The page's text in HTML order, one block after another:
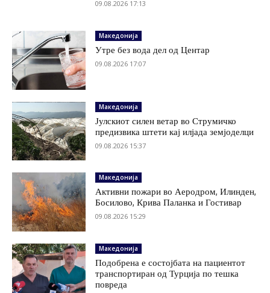
09.08.2026 17:13
Македонија
Утре без вода дел од Центар
09.08.2026 17:07
Македонија
Јулскиот силен ветар во Струмичко
предизвика штети кај илјада земјоделци
09.08.2026 15:37
Македонија
Активни пожари во Аеродром, Илинден,
Босилово, Крива Паланка и Гостивар
09.08.2026 15:29
Македонија
Подобрена е состојбата на пациентот
транспортиран од Турција по тешка
повреда